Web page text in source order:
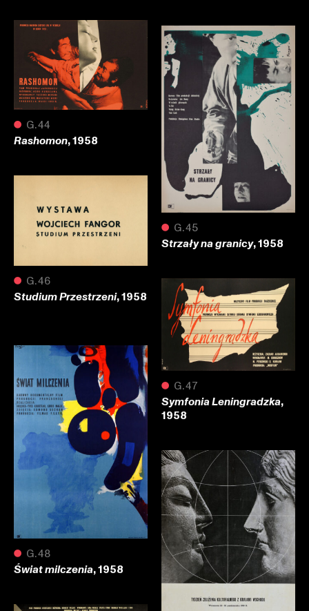
● G.44
Rashomon, 1958
● G.45
Strzały na granicy, 1958
● G.46
Studium Przestrzeni, 1958
● G.47
Symfonia Leningradzka,
1958
● G.48
Świat milczenia, 1958